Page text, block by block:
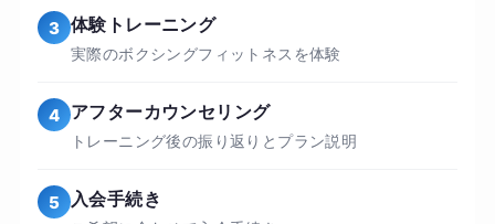
す！ ・体験 随時受付中！ 興味はあるけどすぐに
入会するのは不安かも、という方は、まずは体験
3 体験トレーニング
実際のボクシングフィットネスを体験
4 アフターカウンセリング
トレーニング後の振り返りとプラン説明
5 入会手続き